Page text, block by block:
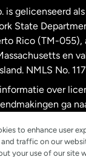
Staten
is gelicenseerd
State
Rico (TM-055),
en
NMLS No.
over
ga
to enhance user
traffic on our
your use of our site